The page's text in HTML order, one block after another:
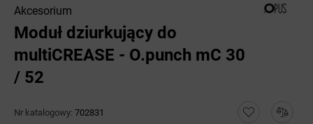
Akcesorium
Moduł dziurkujący do
multiCREASE - O.punch mC 30
/ 52
Nr katalogowy: 702831